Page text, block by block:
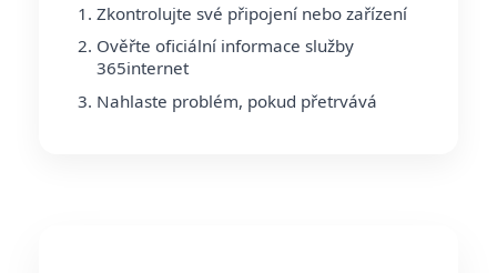
Zkontrolujte své připojení nebo zařízení
Ověřte oficiální informace služby
365internet
Nahlaste problém, pokud přetrvává